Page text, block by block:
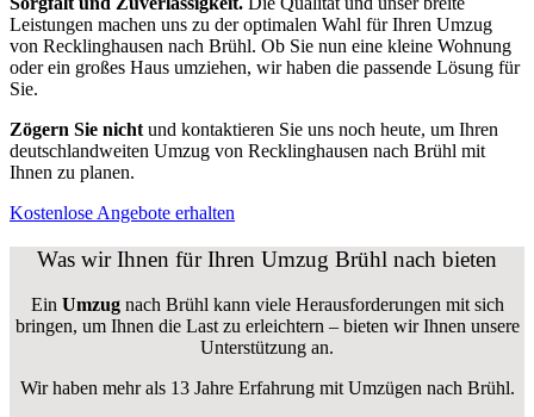
Leistungen machen uns zu der optimalen Wahl für Ihren Umzug
von Recklinghausen nach Brühl. Ob Sie nun eine kleine Wohnung
oder ein großes Haus umziehen, wir haben die passende Lösung für
Sie.
Zögern Sie nicht und kontaktieren Sie uns noch heute, um Ihren
deutschlandweiten Umzug von Recklinghausen nach Brühl mit
Ihnen zu planen.
Kostenlose Angebote erhalten
Was wir Ihnen für Ihren Umzug Brühl nach bieten
Ein Umzugnach Brühl kann viele Herausforderungen mit sich
bringen, um Ihnen die Last zu erleichtern – bieten wir Ihnen unsere
Unterstützung an.
Wir haben mehr als 13 Jahre Erfahrung mit Umzügen nach Brühl.